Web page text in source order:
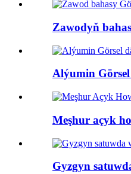
Zawodyň
Alýumin
Meşhur açyk
Gyzgyn